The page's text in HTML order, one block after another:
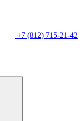
+7 (812) 715-21-42